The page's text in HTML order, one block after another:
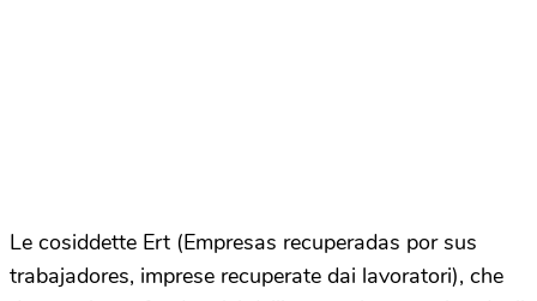
Le cosiddette Ert (Empresas recuperadas por sus
trabajadores, imprese recuperate dai lavoratori), che